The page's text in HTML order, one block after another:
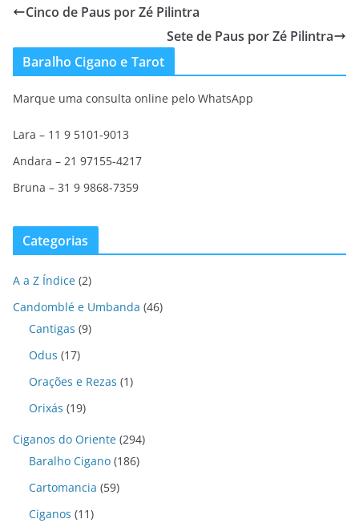
Cinco de Paus por Zé Pilintra
Sete de Paus por Zé Pilintra
Baralho Cigano e Tarot
Marque uma consulta online pelo WhatsApp
Lara – 11 9 5101-9013
Andara – 21 97155-4217
Bruna – 31 9 9868-7359
Categorias
A a Z Índice (2)
Candomblé e Umbanda (46)
Cantigas (9)
Odus (17)
Orações e Rezas (1)
Orixás (19)
Ciganos do Oriente (294)
Baralho Cigano (186)
Cartomancia (59)
Ciganos (11)